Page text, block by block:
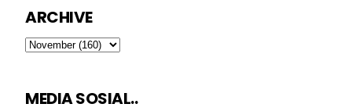
ARCHIVE
MEDIA SOSIAL..